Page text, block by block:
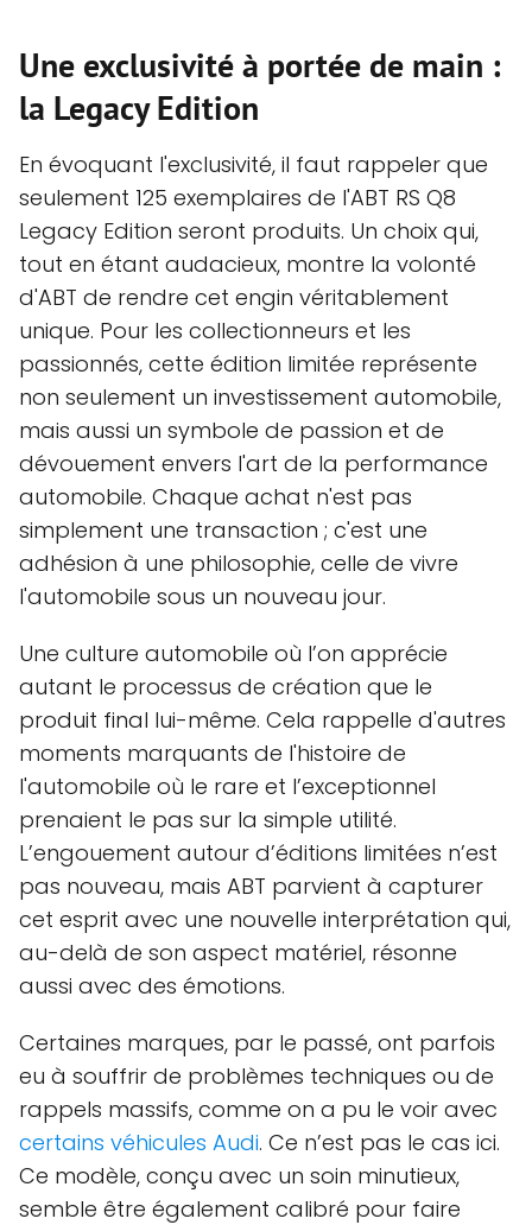
Une exclusivité à portée de main :
la Legacy Edition
En évoquant l'exclusivité, il faut rappeler que
seulement 125 exemplaires de l'ABT RS Q8
Legacy Edition seront produits. Un choix qui,
tout en étant audacieux, montre la volonté
d'ABT de rendre cet engin véritablement
unique. Pour les collectionneurs et les
passionnés, cette édition limitée représente
non seulement un investissement automobile,
mais aussi un symbole de passion et de
dévouement envers l'art de la performance
automobile. Chaque achat n'est pas
simplement une transaction ; c'est une
adhésion à une philosophie, celle de vivre
l'automobile sous un nouveau jour.
Une culture automobile où l’on apprécie
autant le processus de création que le
produit final lui-même. Cela rappelle d'autres
moments marquants de l'histoire de
l'automobile où le rare et l’exceptionnel
prenaient le pas sur la simple utilité.
L’engouement autour d’éditions limitées n’est
pas nouveau, mais ABT parvient à capturer
cet esprit avec une nouvelle interprétation qui,
au-delà de son aspect matériel, résonne
aussi avec des émotions.
Certaines marques, par le passé, ont parfois
eu à souffrir de problèmes techniques ou de
rappels massifs, comme on a pu le voir avec
certains véhicules Audi. Ce n’est pas le cas ici.
Ce modèle, conçu avec un soin minutieux,
semble être également calibré pour faire